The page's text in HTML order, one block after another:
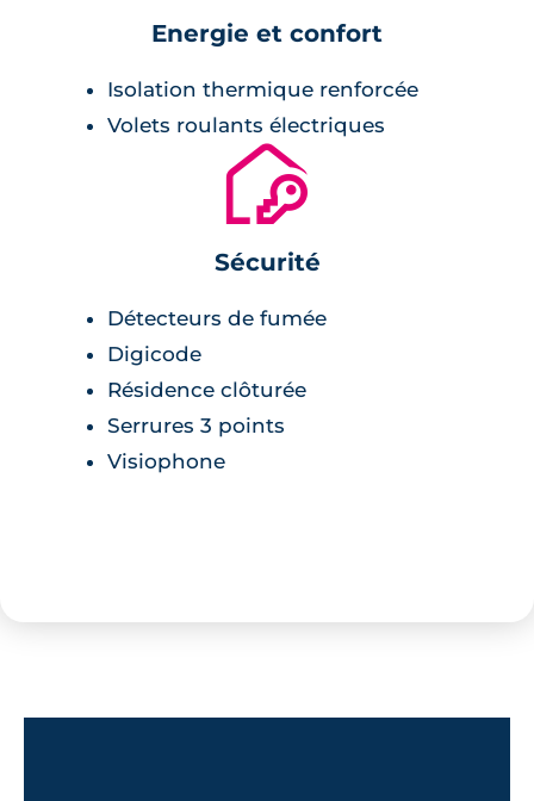
Energie et confort
Isolation thermique renforcée
Volets roulants électriques
🔐
Sécurité
Détecteurs de fumée
Digicode
Résidence clôturée
Serrures 3 points
Visiophone